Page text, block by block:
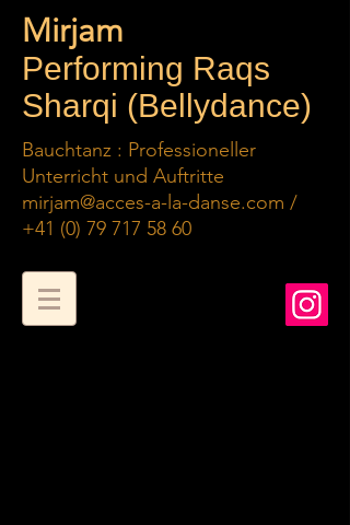
Mirjam
Performing Raqs
Sharqi (Bellydance)
Bauchtanz : Professioneller
Unterricht und Auftritte
mirjam@acces-a-la-danse.com /
+41 (0) 79 717 58 60